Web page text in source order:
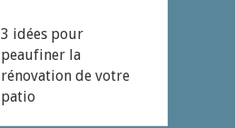
3 idées pour
peaufiner la
rénovation de votre
patio